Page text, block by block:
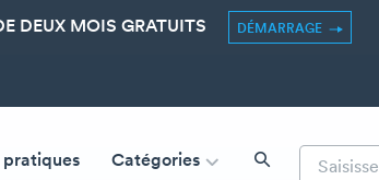
DEUX MOIS GRATUITS DÉMARRAGE
pratiques Catégories